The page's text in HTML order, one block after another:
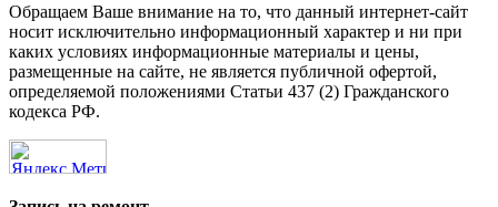
Обращаем Ваше внимание на то, что данный интернет-сайт
носит исключительно информационный характер и ни при
каких условиях информационные материалы и цены,
размещенные на сайте, не является публичной офертой,
определяемой положениями Статьи 437 (2) Гражданского
кодекса РФ.